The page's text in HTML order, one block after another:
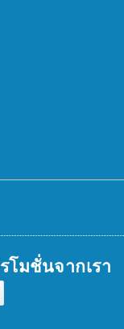
มชั่นจากเรา